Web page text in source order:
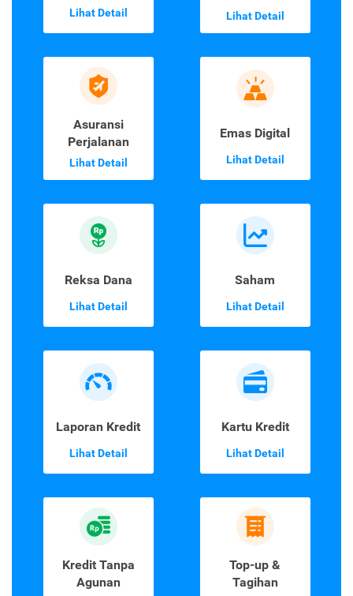
Lihat Detail Lihat Detail
Asuransi
Perjalanan
Lihat Detail
Emas Digital
Lihat Detail
Reksa Dana
Lihat Detail
Saham
Lihat Detail
Laporan Kredit
Lihat Detail
Kartu Kredit
Lihat Detail
Kredit Tanpa
Agunan
Top-up &
Tagihan